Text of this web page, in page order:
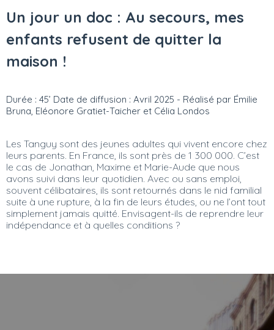
Un jour un doc : Au secours, mes
enfants refusent de quitter la
maison !
Durée : 45’ Date de diffusion : Avril 2025 - Réalisé par Émilie
Bruna, Eléonore Gratiet-Taicher et Célia Londos
Les Tanguy sont des jeunes adultes qui vivent encore chez
leurs parents. En France, ils sont près de 1 300 000. C’est
le cas de Jonathan, Maxime et Marie-Aude que nous
avons suivi dans leur quotidien. Avec ou sans emploi,
souvent célibataires, ils sont retournés dans le nid familial
suite à une rupture, à la fin de leurs études, ou ne l’ont tout
simplement jamais quitté. Envisagent-ils de reprendre leur
indépendance et à quelles conditions ?